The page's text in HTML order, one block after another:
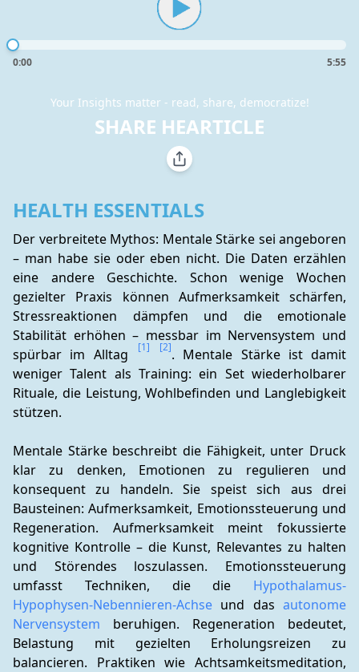
0:00 5:55
Your Insights matter - read, share, democratize!
SHARE HEARTICLE
HEALTH ESSENTIALS
Der verbreitete Mythos: Mentale Stärke sei angeboren
– man habe sie oder eben nicht. Die Daten erzählen
eine andere Geschichte. Schon wenige Wochen
gezielter Praxis können Aufmerksamkeit schärfen,
Stressreaktionen dämpfen und die emotionale
Stabilität erhöhen – messbar im Nervensystem und
spürbar im Alltag
[1] [2]. Mentale Stärke ist damit
weniger Talent als Training: ein Set wiederholbarer
Rituale, die Leistung, Wohlbefinden und Langlebigkeit
stützen.
Mentale Stärke beschreibt die Fähigkeit, unter Druck
klar zu denken, Emotionen zu regulieren und
konsequent zu handeln. Sie speist sich aus drei
Bausteinen: Aufmerksamkeit, Emotionssteuerung und
Regeneration. Aufmerksamkeit meint fokussierte
kognitive Kontrolle – die Kunst, Relevantes zu halten
und Störendes loszulassen. Emotionssteuerung
umfasst Techniken, die die Hypothalamus-
Hypophysen-Nebennieren-Achse und das autonome
Nervensystem beruhigen. Regeneration bedeutet,
Belastung mit gezielten Erholungsreizen zu
balancieren. Praktiken wie Achtsamkeitsmeditation,